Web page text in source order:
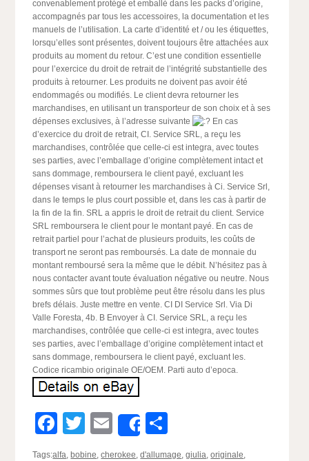
convenablement protégé et emballé dans les packs d’origine,
accompagnés par tous les accessoires, la documentation et les
manuels de l’utilisation. La carte d’identité et / ou les étiquettes,
lorsqu’elles sont présentes, doivent toujours être attachées aux
produits au moment du retour. C’est une condition essentielle
pour l’exercice du droit de retrait de l’intégrité substantielle des
produits à retourner. Les produits ne doivent pas avoir été
endommagés ou modifiés. Le client devra retourner les
marchandises, en utilisant un transporteur de son choix et à ses
dépenses exclusives, à l’adresse suivante
En cas
d’exercice du droit de retrait, CI. Service SRL, a reçu les
marchandises, contrôlée que celle-ci est integra, avec toutes
ses parties, avec l’emballage d’origine complètement intact et
sans dommage, remboursera le client payé, excluant les
dépenses visant à retourner les marchandises à Ci. Service Srl,
dans le temps le plus court possible et, dans les cas à partir de
la fin de la fin. SRL a appris le droit de retrait du client. Service
SRL remboursera le client pour le montant payé. En cas de
retrait partiel pour l’achat de plusieurs produits, les coûts de
transport ne seront pas remboursés. La date de monnaie du
montant remboursé sera la même que le débit. N’hésitez pas à
nous contacter avant toute évaluation négative ou neutre. Nous
sommes sûrs que tout problème peut être résolu dans les plus
brefs délais. Juste mettre en vente. CI DI Service Srl. Via Di
Valle Foresta, 4b. B Envoyer à CI. Service SRL, a reçu les
marchandises, contrôlée que celle-ci est integra, avec toutes
ses parties, avec l’emballage d’origine complètement intact et
sans dommage, remboursera le client payé, excluant les.
Codice ricambio originale OE/OEM. Parti auto d’epoca.
Facebook
Twitter
EmailShare
Tags:alfa, bobine,cherokee,d'allumage,giulia,originale,